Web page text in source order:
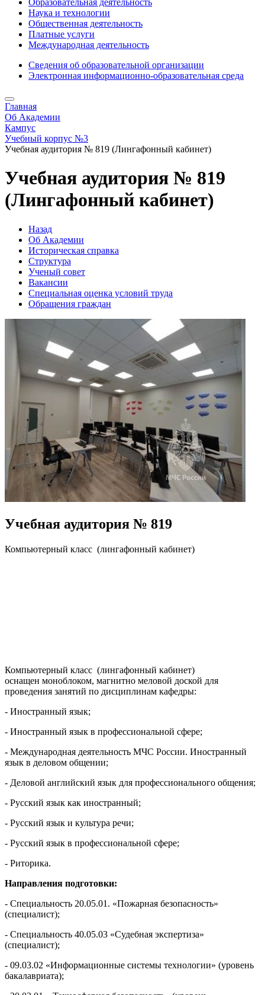
Образовательная деятельность
Наука и технологии
Общественная деятельность
Платные услуги
Международная деятельность
Сведения об образовательной организации
Электронная информационно-образовательная среда
Главная
Об Академии
Кампус
Учебный корпус №3
Учебная аудитория № 819 (Лингафонный кабинет)
Учебная аудитория № 819
(Лингафонный кабинет)
Назад
Об Академии
Историческая справка
Структура
Ученый совет
Вакансии
Специальная оценка условий труда
Обращения граждан
Учебная аудитория № 819
Компьютерный класс (лингафонный кабинет)
Компьютерный класс (лингафонный кабинет)
оснащен моноблоком, магнитно меловой доской для
проведения занятий по дисциплинам кафедры:
- Иностранный язык;
- Иностранный язык в профессиональной сфере;
- Международная деятельность МЧС России. Иностранный
язык в деловом общении;
- Деловой английский язык для профессионального общения;
- Русский язык как иностранный;
- Русский язык и культура речи;
- Русский язык в профессиональной сфере;
- Риторика.
Направления подготовки:
- Специальность 20.05.01. «Пожарная безопасность»
(специалист);
- Специальность 40.05.03 «Судебная экспертиза»
(специалист);
- 09.03.02 «Информационные системы технологии» (уровень
бакалавриата);